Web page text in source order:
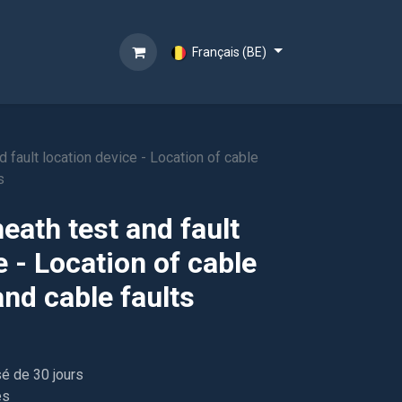
Français (BE)
fault location device - Location of cable
test and fault
- Location of cable
cable faults
de 30 jours